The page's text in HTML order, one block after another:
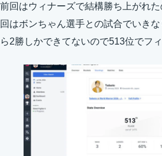
前回はウィナーズで結構勝ち上がれ
回はボンちゃん選手との試合でいき
ら2勝しかできてないので513位でフ